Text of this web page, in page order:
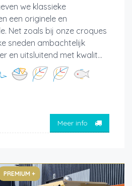
we klassieke
een originele en
Net zoals bij onze croques
sneden ambachtelijk
en uitsluitend met kwalit...
Meer info
PREMIUM +